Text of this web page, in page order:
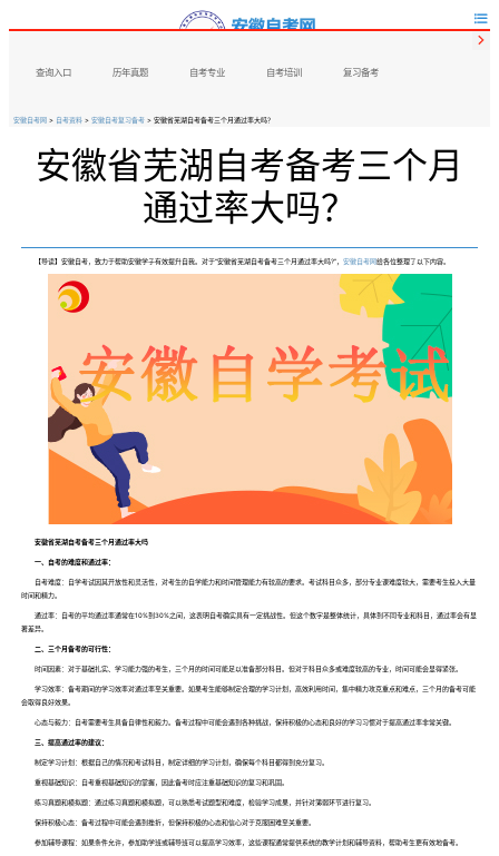

查询入口 历年真题 自考专业 自考培训 复习备考

安徽自考网 > 自考资料 > 安徽自考复习备考 > 安徽省芜湖自考备考三个月通过率大吗？
安徽省芜湖自考备考三个月
通过率大吗？
【导读】安徽自考，致力于帮助安徽学子有效提升自我。对于“安徽省芜湖自考备考三个月通过率大吗?”， 安徽自考网给各位整理了以下内容。
安徽省芜湖自考备考三个月通过率大吗
一、自考的难度和通过率：
自考难度：自学考试因其开放性和灵活性，对考生的自学能力和时间管理能力有较高的要求。考试科目众多，部分专业课难度较大，需要考生投入大量
时间和精力。
通过率：自考的平均通过率通常在10%到30%之间，这表明自考确实具有一定挑战性。但这个数字是整体统计，具体到不同专业和科目，通过率会有显
著差异。
二、三个月备考的可行性：
时间因素：对于基础扎实、学习能力强的考生，三个月的时间可能足以准备部分科目。但对于科目众多或难度较高的专业，时间可能会显得紧张。
学习效率：备考期间的学习效率对通过率至关重要。如果考生能够制定合理的学习计划，高效利用时间，集中精力攻克重点和难点，三个月的备考可能
会取得良好效果。
心态与毅力：自考需要考生具备自律性和毅力。备考过程中可能会遇到各种挑战，保持积极的心态和良好的学习习惯对于提高通过率非常关键。
三、提高通过率的建议：
制定学习计划：根据自己的情况和考试科目，制定详细的学习计划，确保每个科目都得到充分复习。
重视基础知识：自考重视基础知识的掌握，因此备考时应注重基础知识的复习和巩固。
练习真题和模拟题：通过练习真题和模拟题，可以熟悉考试题型和难度，检验学习成果，并针对薄弱环节进行复习。
保持积极心态：备考过程中可能会遇到挫折，但保持积极的心态和信心对于克服困难至关重要。
参加辅导课程：如果条件允许，参加助学班或辅导班可以提高学习效率，这些课程通常提供系统的教学计划和辅导资料，帮助考生更有效地备考。